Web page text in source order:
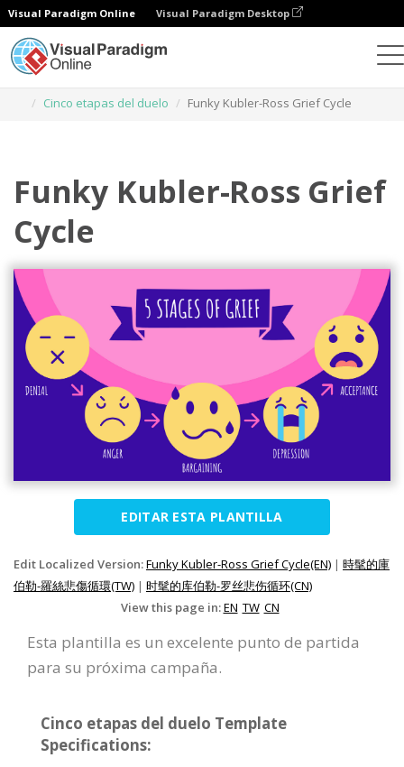
Visual Paradigm Online Visual Paradigm Desktop
Cinco etapas del duelo
Funky Kubler-Ross Grief Cycle
Funky Kubler-Ross Grief
Cycle
EDITAR ESTA PLANTILLA
Edit Localized Version:Funky Kubler-Ross Grief Cycle(EN) | 時髦的庫
伯勒-羅絲悲傷循環(TW) | 时髦的库伯勒-罗丝悲伤循环(CN)
View this page in:EN TW CN
Esta plantilla es un excelente punto de partida
para su próxima campaña.
Cinco etapas del duelo Template
Specifications: